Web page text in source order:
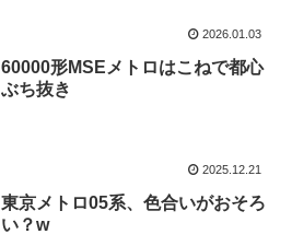
2026.01.03
60000形MSEメトロはこねで都心
ぶち抜き
2025.12.21
東京メトロ05系、色合いがおそろ
い？w